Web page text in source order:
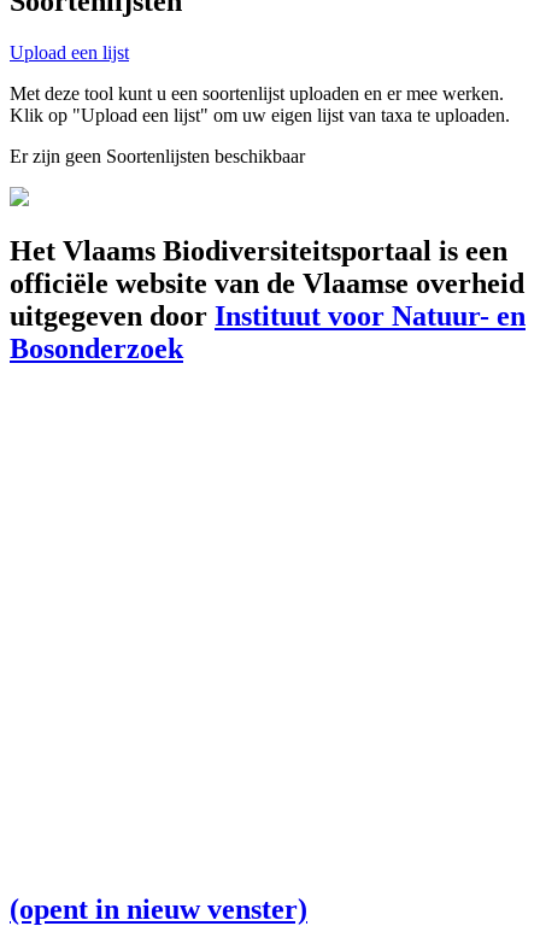
Upload een lijst
Met deze tool kunt u een soortenlijst uploaden en er mee werken.
Klik op "Upload een lijst" om uw eigen lijst van taxa te uploaden.
Er zijn geen Soortenlijsten beschikbaar
Het Vlaams Biodiversiteitsportaal is een
officiële website van de Vlaamse overheid
uitgegeven door Instituut voor Natuur- en
Bosonderzoek
(opent in nieuw venster)